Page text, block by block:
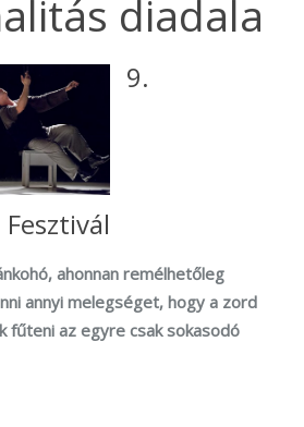
diadala
9.
ahonnan remélhetőleg
annyi melegséget, hogy a zord
fűteni az egyre csak sokasodó